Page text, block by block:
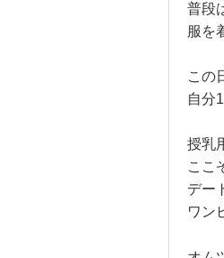
普段
服を
この
自分
授乳
ここ
デー
ワン